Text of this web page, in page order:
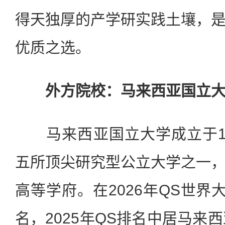
得天独厚的产学研实践土壤，
优质之选。
外方院校：马来西亚国立
马来西亚国立大学成立于
五所顶尖研究型公立大学之一
高等学府。在2026年QS世界
名，2025年QS排名中居马来